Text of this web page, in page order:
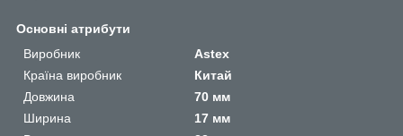
Основні атрибути
Виробник
Astex
Країна виробник
Китай
Довжина
70 мм
Ширина
17 мм